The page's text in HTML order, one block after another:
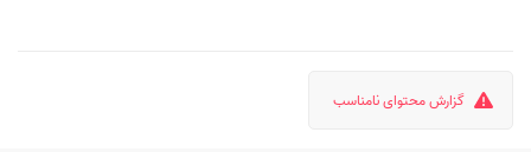
گزارش محتوای نامناسب